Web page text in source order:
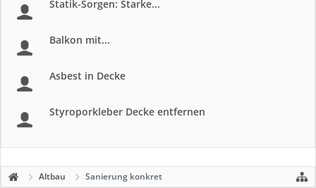
Statik-Sorgen: Starke...
Balkon mit...
Asbest in Decke
Styroporkleber Decke entfernen
Altbau Sanierung konkret